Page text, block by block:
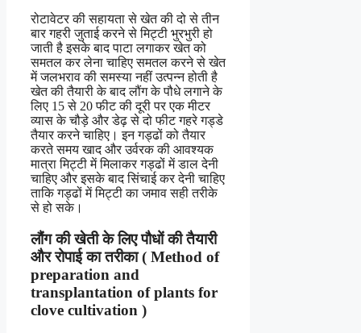
रोटावेटर की सहायता से खेत की दो से तीन
बार गहरी जुताई करने से मिट्टी भुरभुरी हो
जाती है इसके बाद पाटा लगाकर खेत को
समतल कर लेना चाहिए समतल करने से खेत
में जलभराव की समस्या नहीं उत्पन्न होती है
खेत की तैयारी के बाद लौंग के पौधे लगाने के
लिए 15 से 20 फीट की दूरी पर एक मीटर
व्यास के चौड़े और डेढ़ से दो फीट गहरे गड्डे
तैयार करने चाहिए। इन गड्ढों को तैयार
करते समय खाद और उर्वरक की आवश्यक
मात्रा मिट्टी में मिलाकर गड्ढों में डाल देनी
चाहिए और इसके बाद सिंचाई कर देनी चाहिए
ताकि गड्ढों में मिट्टी का जमाव सही तरीके
से हो सके।
लौंग की खेतीके लिए पौधों की तैयारी
औररोपाई का तरीका ( Method of
preparation and
transplantation of plants for
clove cultivation )